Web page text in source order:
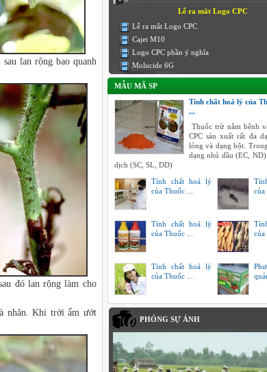
lan rộng bao quanh
đó lan rộng làm cho
nhăn. Khi trời ẩm ướt
Lễ ra mắt Logo CPC
Lễ ra mắt Logo CPC
Cajet M10
Logo CPC phần ý nghĩa
Molucide 6G
MẪU MÃ SP
Tính chất hoá lý của
...
Thuốc trừ nắm bệnh
CPC sản xuất rất đa
lỏng và dạng bột.
dạng nhủ dầu (EC,
dịch (SC, SL, DD)
Tính chất hoá lý
của Thuốc ...
của
Tính chất hoá lý
của Thuốc ...
của
Tính chất hoá lý
của Thuốc ...
PHÓNG SỰ ẢNH